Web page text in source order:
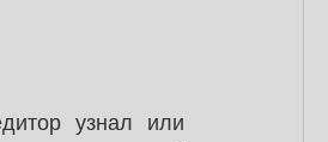
узнал или